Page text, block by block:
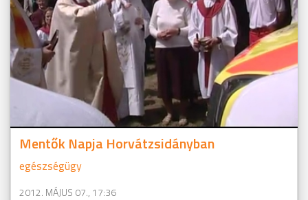
Mentők Napja Horvátzsidányban
egészségügy
2012. MÁJUS 07., 17:36